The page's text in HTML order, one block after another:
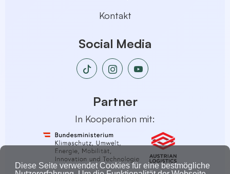
Diese Seite verwendet Cookies für eine bestmögliche
Kontakt
Social Media
Partner
In Kooperation mit: